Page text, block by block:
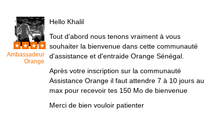
Ambassadeur
Orange
Hello Khalil
Tout d'abord nous tenons vraiment à vous
souhaiter la bienvenue dans cette communauté
d'assistance et d'entraide Orange Sénégal.
Après votre inscription sur la communauté
Assistance Orange il faut attendre 7 à 10 jours au
max pour recevoir tes 150 Mo de bienvenue
Merci de bien vouloir patienter